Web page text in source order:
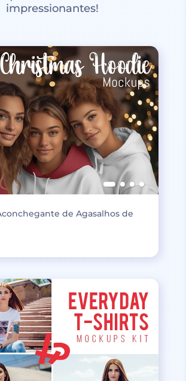
impressionantes!
de Agasalhos de